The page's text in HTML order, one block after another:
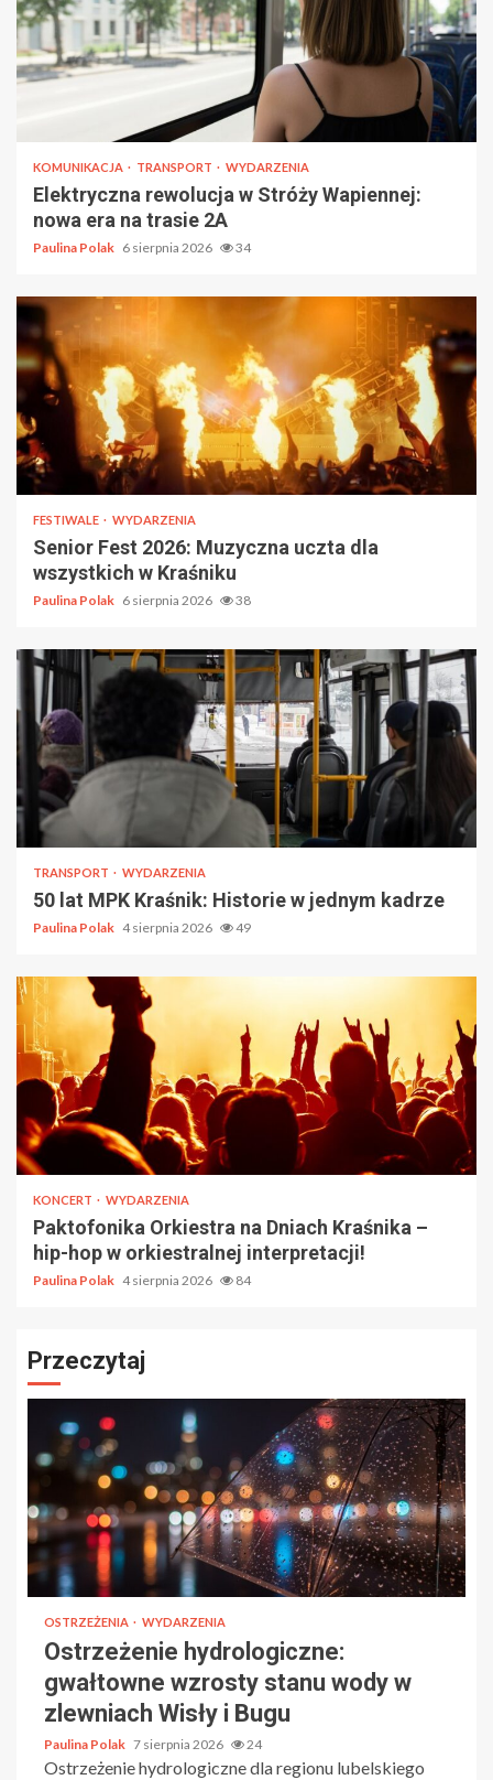
KOMUNIKACJA TRANSPORT WYDARZENIA
Elektryczna rewolucja w Stróży Wapiennej:
nowa era na trasie 2A
Paulina Polak 6 sierpnia 2026 34
FESTIWALE WYDARZENIA
Senior Fest 2026: Muzyczna uczta dla
wszystkich w Kraśniku
Paulina Polak 6 sierpnia 2026 38
TRANSPORT WYDARZENIA
50 lat MPK Kraśnik: Historie w jednym kadrze
Paulina Polak 4 sierpnia 2026 49
KONCERT WYDARZENIA
Paktofonika Orkiestra na Dniach Kraśnika –
hip-hop w orkiestralnej interpretacji!
Paulina Polak 4 sierpnia 2026 84
Przeczytaj
OSTRZEŻENIA WYDARZENIA
Ostrzeżenie hydrologiczne:
gwałtowne wzrosty stanu wody w
zlewniach Wisły i Bugu
Paulina Polak 7 sierpnia 2026 24
Ostrzeżenie hydrologiczne dla regionu lubelskiego